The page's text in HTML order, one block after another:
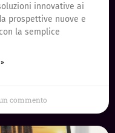
innovative ai
prospettive nuove e
la semplice
commento